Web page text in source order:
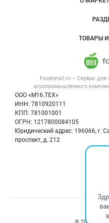
Foodretail.ru – Сервис для
агропромышленного
ООО «М16.ТЕХ»
ИНН: 7810920111
КПП: 781001001
ОГРН: 1217800084105
Юридический адрес: 196066, г.
проспект, д. 212
Политика
ТОВАРЫ
Счетчики,
© 2008‑2026